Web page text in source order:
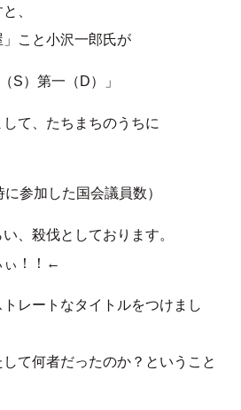
、
こと小沢一郎氏が
S）第一（D）」
て、たちまちのうちに
に参加した国会議員数）
、殺伐としております。
ぃ！！←
レートなタイトルをつけまし
して何者だったのか？ということ